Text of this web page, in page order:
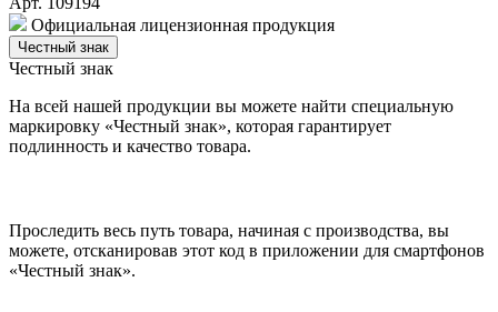
Официальная лицензионная продукция
Честный знак
Честный знак
На всей нашей продукции вы можете найти специальную
маркировку «Честный знак», которая гарантирует
подлинность и качество товара.
Проследить весь путь товара, начиная с производства, вы
можете, отсканировав этот код в приложении для смартфонов
«Честный знак».